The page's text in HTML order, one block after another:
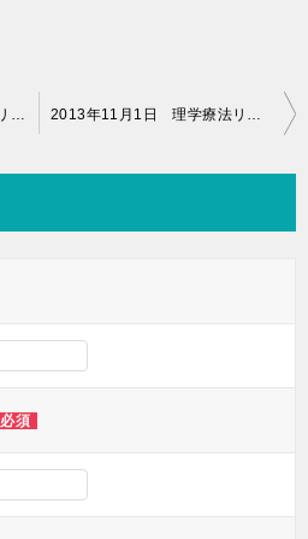
2013年10月31日 理学療法リハビリ（15時00分～16時00分） 2013年11月1日 理学療法リハビリ（10時50分～11時50分）
必須